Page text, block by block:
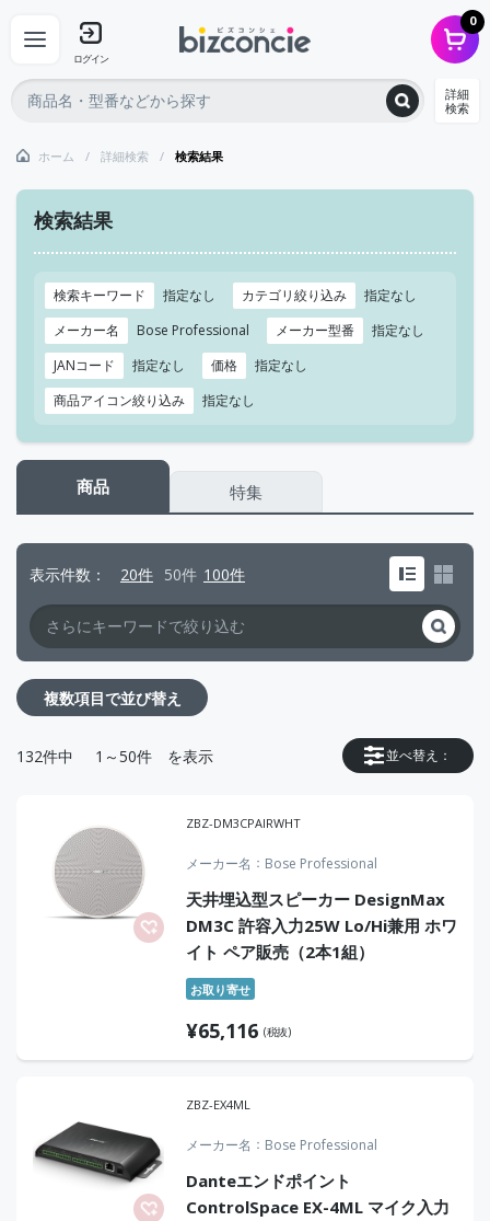
ログイン
0
詳細
検索
ホーム 詳細検索 検索結果
検索結果
検索キーワード 指定なし カテゴリ絞り込み
指定なし
メーカー名
Bose Professional メーカー型番
指定なし
JANコード
指定なし 価格
指定なし
商品アイコン絞り込み
指定なし
商品 特集
表示件数 20件 50件 100件
複数項目で並び替え
並べ替え：
132件中 1～50件 を表示
ZBZ-DM3CPAIRWHT
メーカー名 Bose Professional
天井埋込型スピーカー DesignMax
DM3C 許容入力25W Lo/Hi兼用 ホワ
イト ペア販売（2本1組）
お取り寄せ
¥65,116 (税抜)
ZBZ-EX4ML
メーカー名 Bose Professional
Danteエンドポイント
ControlSpace EX-4ML マイク入力